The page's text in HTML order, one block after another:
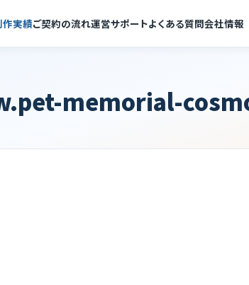
作実績ご契約の流れ運営サポートよくある質問会社情報
memorial-